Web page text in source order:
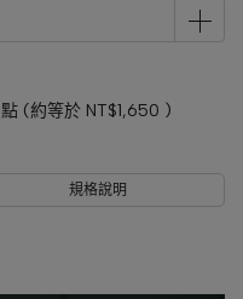
點 (約等於 NT$1,650 )
規格說明